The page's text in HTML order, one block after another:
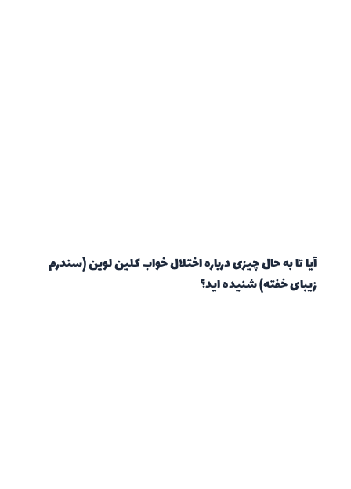
آیا تا به حال چیزی درباره اختلال خواب کلین لوین (سندرم
زیبای خفته) شنیده اید؟